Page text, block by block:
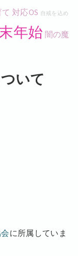
対応OS 自戒を込め
年始 闇の魔
いて
に所属していま